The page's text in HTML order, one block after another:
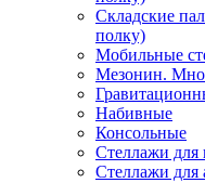
Складские
полку)
Мобильные
Мезонин.
Набивные
Консольные
Стеллажи для
Стеллажи для